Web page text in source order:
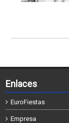
Enlaces
EuroFiestas
Empresa